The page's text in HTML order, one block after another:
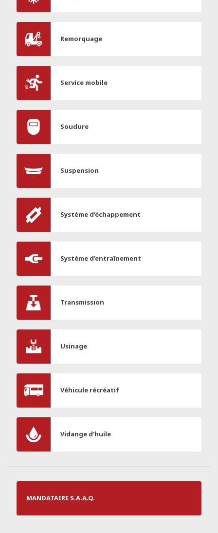
Remorquage
Service mobile
Soudure
Suspension
Système d’échappement
Système d’entraînement
Transmission
Usinage
Véhicule récréatif
Vidange d’huile
MANDATAIRE S.A.A.Q.